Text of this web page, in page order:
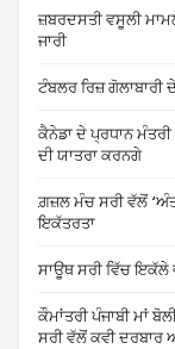
ਜ਼ਬਰਦਸਤੀ ਵਸੂਲੀ
ਜਾਰੀ
ਟੰਬਲਰ ਰਿਜ਼ ਗੋਲਾਬਾਰੀ
ਕੈਨੇਡਾ ਦੇ ਪ੍ਰਧਾਨ
ਦੀ ਯਾਤਰਾ ਕਰਨਗੇ
ਗ਼ਜ਼ਲ ਮੰਚ ਸਰੀ ਵੱਲੋਂ
ਇਕੱਤਰਤਾ
ਸਾਊਥ ਸਰੀ ਵਿੱਚ ਇਕੱਲੇ
ਕੌਮਾਂਤਰੀ ਪੰਜਾਬੀ ਮਾਂ
ਸਰੀ ਵੱਲੋਂ ਕਵੀ ਦਰਬਾਰ